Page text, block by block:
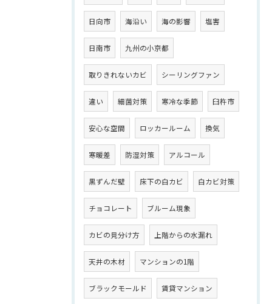
日向市 海沿い 海の影響 塩害
日南市 九州の小京都
取りきれないカビ シーリングファン
違い 細菌対策 寒冷な季節 臼杵市
安心な空間 ロッカールーム 換気
寒暖差 防湿対策 アルコール
黒ずんだ壁 床下の白カビ 白カビ対策
チョコレート ブルーム現象
カビの見分け方 上階からの水漏れ
天井の木材 マンションの1階
ブラックモールド 賃貸マンション